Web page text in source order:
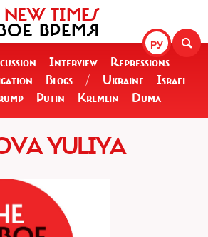
РУ
NEW TIMES
ВРЕМЯ
Interview
Repressions
Blogs / Ukraine
Israel
Putin Kremlin Duma
YULIYA